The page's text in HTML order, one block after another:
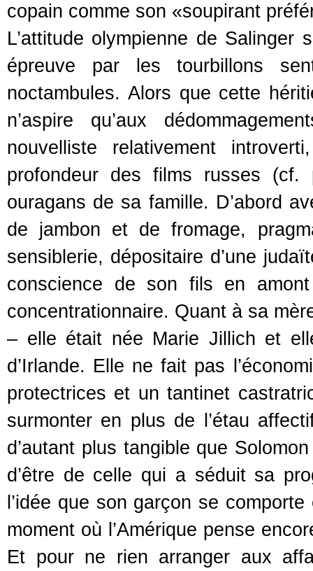
copain comme son «soupirant
L’attitude olympienne de
épreuve par les tourbillons
noctambules. Alors que cette
n’aspire qu’aux
nouvelliste relativement
profondeur des films russes
ouragans de sa famille. D’abord
de jambon et de fromage,
sensiblerie, dépositaire d’une
conscience de son fils en
concentrationnaire. Quant à sa
– elle était née Marie Jillich et
d’Irlande. Elle ne fait pas
protectrices et un tantinet
surmonter en plus de l’étau
d’autant plus tangible que
d’être de celle qui a séduit sa
l’idée que son garçon se
moment où l’Amérique pense
Et pour ne rien arranger aux